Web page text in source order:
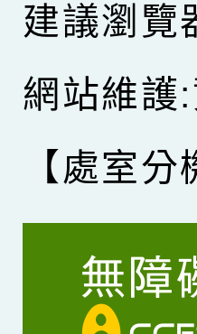
建議瀏覽
網站維護
【處室分